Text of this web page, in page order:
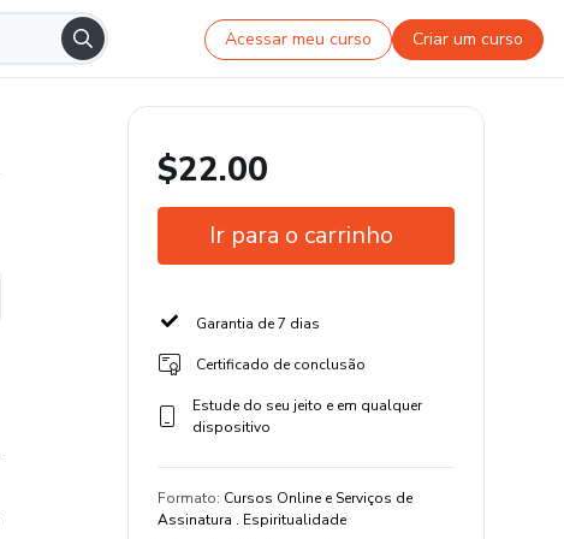
Acessar meu curso Criar um curso
$22.00
Ir para o carrinho
Garantia de 7 dias
Certificado de conclusão
Estude do seu jeito e em qualquer
dispositivo
Formato: Cursos Online e Serviços de
Assinatura . Espiritualidade